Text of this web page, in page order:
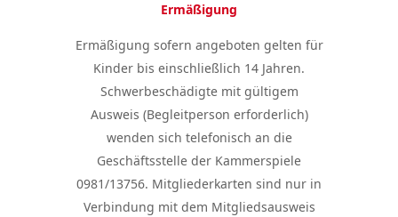
Ermäßigung
Ermäßigung sofern angeboten gelten für
Kinder bis einschließlich 14 Jahren.
Schwerbeschädigte mit gültigem
Ausweis (Begleitperson erforderlich)
wenden sich telefonisch an die
Geschäftsstelle der Kammerspiele
0981/13756. Mitgliederkarten sind nur in
Verbindung mit dem Mitgliedsausweis